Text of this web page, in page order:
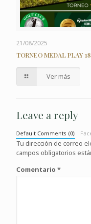
21/08/2025
TORNEO MEDAL PLAY
Ver más
Leave a reply
Default Comments (0)
Tu dirección de correo
campos obligatorios
Comentario *